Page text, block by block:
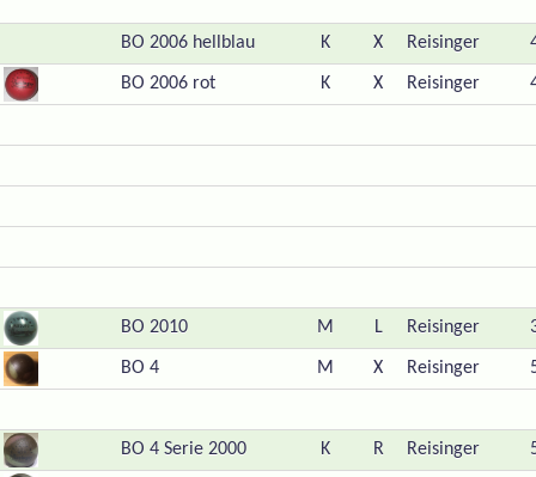
BO 2006 hellblau K X Reisinger
BO 2006 rot K X Reisinger
BO 2010 M L Reisinger
BO 4 M X Reisinger
BO 4 Serie 2000 K R Reisinger